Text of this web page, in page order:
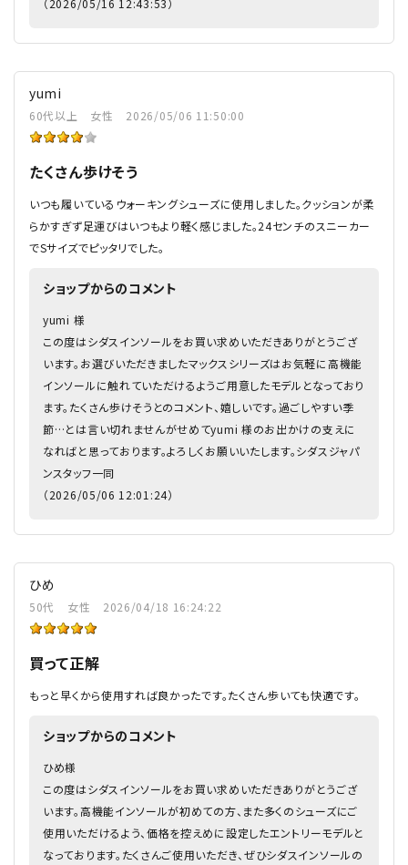
（2026/05/16 12:43:53）
yumi
60代以上 女性 2026/05/06 11:50:00
たくさん歩けそう
いつも履いているウォーキングシューズに使用しました。クッションが柔
らかすぎず足運びはいつもより軽く感じました。24センチのスニーカー
でSサイズでピッタリでした。
ショップからのコメント
yumi 様
この度はシダスインソールをお買い求めいただきありがとうござ
います。お選びいただきましたマックスシリーズはお気軽に高機能
インソールに触れていただけるようご用意したモデルとなっており
ます。たくさん歩けそうとのコメント、嬉しいです。過ごしやすい季
節…とは言い切れませんがせめてyumi 様のお出かけの支えに
なればと思っております。よろしくお願いいたします。シダスジャパ
ンスタッフ一同
（2026/05/06 12:01:24）
ひめ
50代 女性 2026/04/18 16:24:22
買って正解
もっと早くから使用すれば良かったです。たくさん歩いても快適です。
ショップからのコメント
ひめ様
この度はシダスインソールをお買い求めいただきありがとうござ
います。高機能インソールが初めての方、また多くのシューズにご
使用いただけるよう、価格を控えめに設定したエントリーモデルと
なっております。たくさんご使用いただき、ぜひシダスインソールの